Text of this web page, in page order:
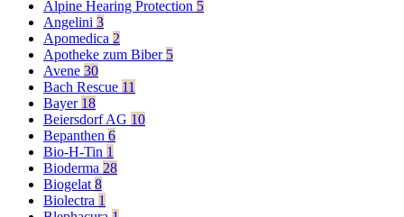
Alpine Hearing Protection 5
Angelini 3
Apomedica 2
Apotheke zum Biber 5
Avene 30
Bach Rescue 11
Bayer 18
Beiersdorf AG 10
Bepanthen 6
Bio-H-Tin 1
Bioderma 28
Biogelat 8
Biolectra 1